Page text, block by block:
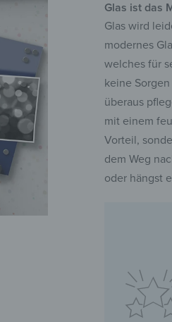
Glas ist das
Glas wird
modernes
welches für
keine
überaus
mit einem
Vorteil,
dem Weg
oder hängst